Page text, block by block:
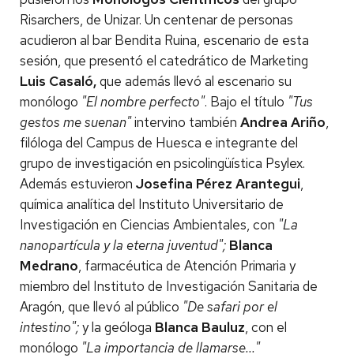
Risarchers, de Unizar. Un centenar de personas
acudieron al bar Bendita Ruina, escenario de esta
sesión, que presentó el catedrático de Marketing
Luis Casaló,que además llevó al escenario su
monólogo "El nombre perfecto". Bajo el título "Tus
gestos me suenan"intervino también Andrea Ariño,
filóloga del Campus de Huesca e integrante del
grupo de investigación en psicolingüística Psylex.
Además estuvieron Josefina Pérez Arantegui,
química analítica del Instituto Universitario de
Investigación en Ciencias Ambientales, con "La
nanopartícula y la eterna juventud"; Blanca
Medrano, farmacéutica de Atención Primaria y
miembro del Instituto de Investigación Sanitaria de
Aragón, que llevó al público "De safari por el
intestino";y la geóloga Blanca Bauluz, con el
monólogo "La importancia de llamarse..."